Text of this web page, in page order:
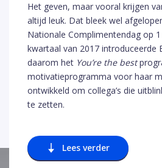
Het geven, maar vooral krijgen
altijd leuk. Dat bleek wel
Nationale Complimentendag op
kwartaal van 2017 introduceerde
daarom het You’re the best
motivatieprogramma voor haar
ontwikkeld om collega’s die
te zetten.
Lees verder